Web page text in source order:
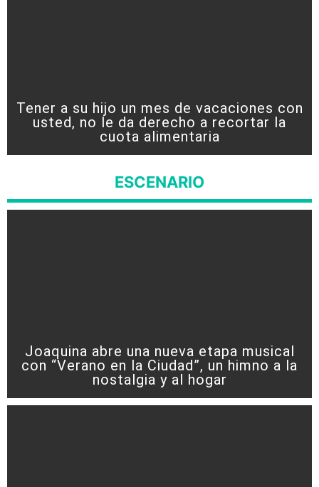
Tener a su hijo un mes de vacaciones con
usted, no le da derecho a recortar la
cuota alimentaria
ESCENARIO
Joaquina abre una nueva etapa musical
con “Verano en la Ciudad”, un himno a la
nostalgia y al hogar